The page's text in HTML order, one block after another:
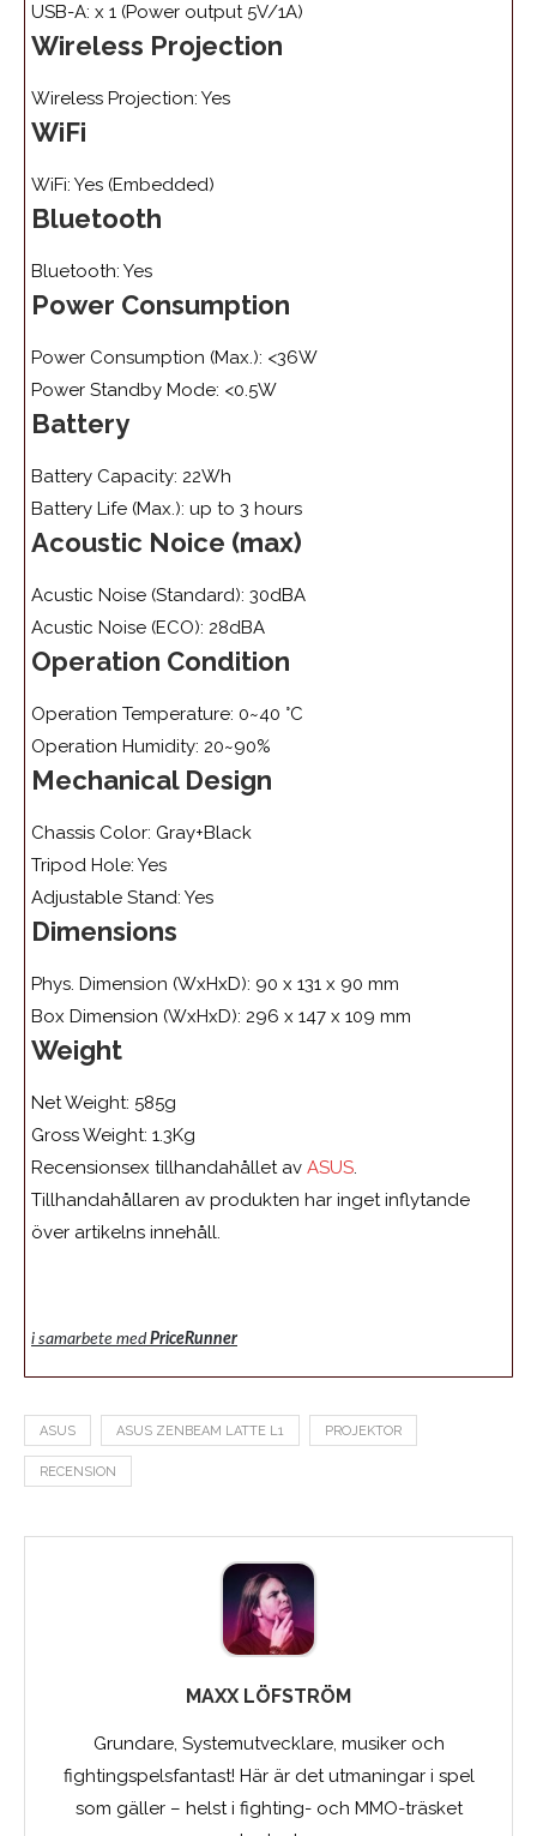
USB-A: x 1 (Power output 5V/1A)
Wireless Projection
Wireless Projection: Yes
WiFi
WiFi: Yes (Embedded)
Bluetooth
Bluetooth: Yes
Power Consumption
Power Consumption (Max.): <36W
Power Standby Mode: <0.5W
Battery
Battery Capacity: 22Wh
Battery Life (Max.): up to 3 hours
Acoustic Noice (max)
Acustic Noise (Standard): 30dBA
Acustic Noise (ECO): 28dBA
Operation Condition
Operation Temperature: 0~40 °C
Operation Humidity: 20~90%
Mechanical Design
Chassis Color: Gray+Black
Tripod Hole: Yes
Adjustable Stand: Yes
Dimensions
Phys. Dimension (WxHxD): 90 x 131 x 90 mm
Box Dimension (WxHxD): 296 x 147 x 109 mm
Weight
Net Weight: 585g
Gross Weight: 1.3Kg
Recensionsex tillhandahållet av ASUS.
Tillhandahållaren av produkten har inget inflytande
över artikelns innehåll.
i samarbete med PriceRunner
ASUS ASUS ZENBEAM LATTE L1 PROJEKTOR
RECENSION
MAXX LÖFSTRÖM
Grundare, Systemutvecklare, musiker och
fightingspelsfantast! Här är det utmaningar i spel
som gäller – helst i fighting- och MMO-träsket